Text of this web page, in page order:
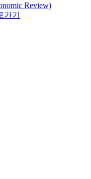
Review)
기